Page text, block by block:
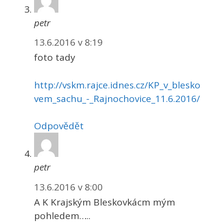
petr
13.6.2016 v 8:19
foto tady
http://vskm.rajce.idnes.cz/KP_v_blesko
vem_sachu_-_Rajnochovice_11.6.2016/
Odpovědět
petr
13.6.2016 v 8:00
A K Krajským Bleskovkácm mým
pohledem…..